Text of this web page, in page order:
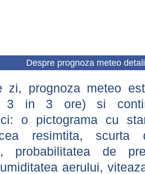
Despre prognoza meteo
zi, prognoza meteo
3 in 3 ore) si
o pictograma cu
resimtita, scurta
probabilitatea de
aerului,